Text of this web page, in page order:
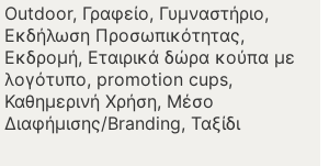
Outdoor, Γραφείο, Γυμναστήριο,
Εκδήλωση Προσωπικότητας,
Εκδρομή, Εταιρικά δώρα κούπα με
λογότυπο, promotion cups,
Καθημερινή Χρήση, Μέσο
Διαφήμισης/Branding, Ταξίδι